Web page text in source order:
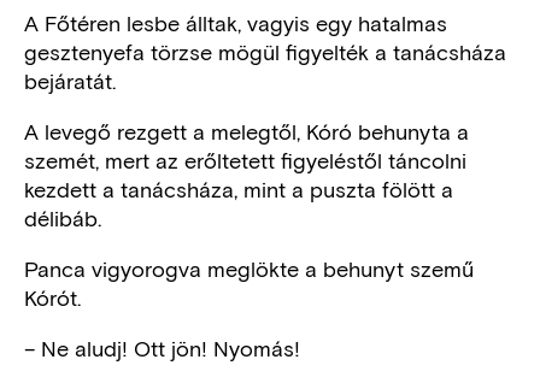
A Főtéren lesbe álltak, vagyis egy hatalmas
gesztenyefa törzse mögül figyelték a tanácsháza
bejáratát.
A levegő rezgett a melegtől, Kóró behunyta a
szemét, mert az erőltetett figyeléstől táncolni
kezdett a tanácsháza, mint a puszta fölött a
délibáb.
Panca vigyorogva meglökte a behunyt szemű
Kórót.
– Ne aludj! Ott jön! Nyomás!